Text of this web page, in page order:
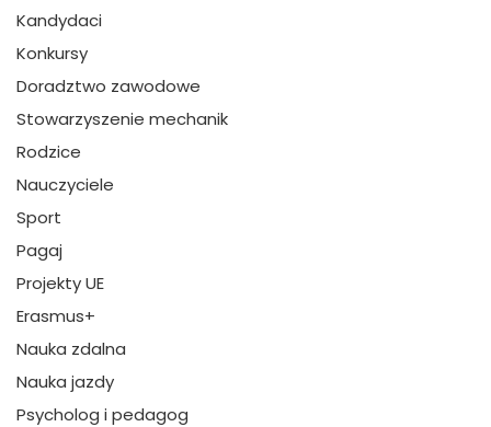
Kandydaci
Konkursy
Doradztwo zawodowe
Stowarzyszenie mechanik
Rodzice
Nauczyciele
Sport
Pagaj
Projekty UE
Erasmus+
Nauka zdalna
Nauka jazdy
Psycholog i pedagog